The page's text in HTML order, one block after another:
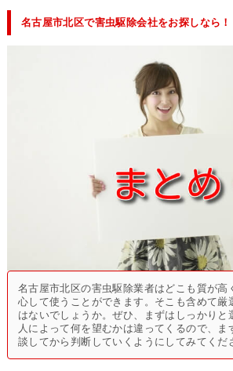
名古屋市北区で害虫駆除会社をお探しなら
名古屋市北区の害虫駆除業者はどこも質が高
心して使うことができます。そこも含めて厳
はないでしょうか。ぜひ、まずはしっかりと
人によって何を望むかは違ってくるので、ま
談してから判断していくようにしてみてくだ